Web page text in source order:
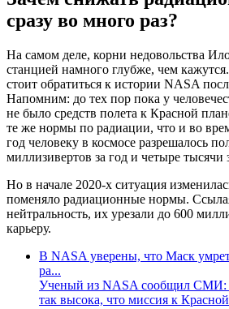
сразу во много раз?
На самом деле, корни недовольства
станцией намного глубже, чем
стоит обратиться к истории NASA
Напомним: до тех пор пока у
не было средств полета к Красной
те же нормы по радиации, что и во
год человеку в космосе разрешалось
миллизивертов за год и четыре тысячи
Но в начале 2020-х ситуация
поменяло радиационные нормы.
нейтральность, их урезали до 600
карьеру.
В NASA уверены, что Маск
ра...
Ученый из NASA сообщил СМИ:
так высока, что миссия к